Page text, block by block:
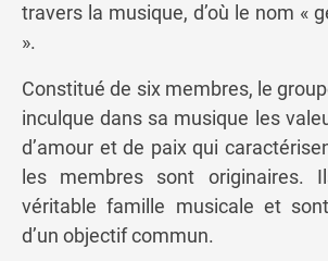
travers la musique, d’où le nom «
».
Constitué de six membres, le
inculque dans sa musique les
d’amour et de paix qui
les membres sont originaires.
véritable famille musicale et
d’un objectif commun.